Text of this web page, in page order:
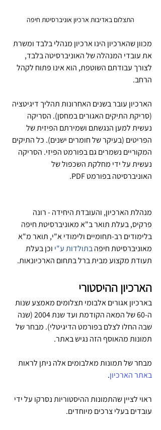
התצלום באדיבות ארכיון אוניברסיטת חיפה
מכוון שהארכיון הינו ארכיון מנהלי בלבד ומשרת
את עובדי המנהלה של האוניברסיטה בלבד,
לצורך עבודתם השוטפת, הוא אינו פתוח לקהל
הרחב.
הארכיון עובר בשנים האחרונות תהליך דיגיטציה
(סריקת התיקים האגורים במחסן). הסריקה
נעשית למען הנגשתם ושמירתם הפיזית של
הפריטים (בעיקר של חומרים ישנים). כל התיקים
המקוריים נשמרים גם בפורמט הפיזי. הסריקה
נעשית על ידי מחלקת השכפול של
האוניברסיטה בפורמט PDF.
מנהלת הארכיון, והעובדת היחידה - רונה
פרקיס, בעלת תואר ב"א מאוניברסיטת חיפה
בלימודים רב-תחומיים ולימודי א"י, תואר מ"א
מאוניברסיטת חיפה בתולדות ע"י וכן בעלת
תעודת מקצוע מבית ברל בתחום הארכיונאות.
הארכיון ההיסטורי
בארכיון אגורים אלבומי תצלומים מאמצע שנות
ה-60 של המאה הקודמת ועד שנת 2004 (שנה
שבה החלו לצלם בפורמט הדיגיטלי). מבחר של
תמונות מהאוסף הזה נגיש באתר.
מבחר של תמונות מאלבומים אלה ניתן לראות
באתר הארכיון.
ראוי לציין שהתמונות ההיסטוריות נסרקו על ידי
עובדים בעלי צרכים מיוחדים.